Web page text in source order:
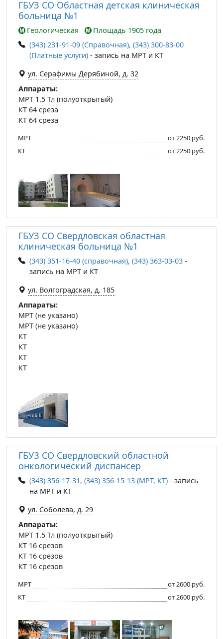
ГБУЗ СО Областная детская клиническая
больница №1
Геологическая
Площадь 1905 года
(343) 231-91-09 (Справочная), (343) 300-83-00
(Платные услуги) - запись на МРТ и КТ
ул. Серафимы Дерябиной, д. 32
Аппараты:
МРТ 1.5 Тл (полуоткрытый)
КТ 64 среза
КТ 64 среза
МРТ
от 2250 руб.
КТ
от 2250 руб.
ГБУЗ СО Свердловская областная
клиническая больница №1
(343) 351-16-40 (справочная), (343) 363-03-03 -
запись на МРТ и КТ
ул. Волгоградская, д. 185
Аппараты:
МРТ (не указано)
МРТ (не указано)
КТ
КТ
КТ
КТ
ГБУЗ СО Свердловский областной
онкологический диспансер
(343) 356-17-31, (343) 356-15-13 (МРТ, КТ) - запись
на МРТ и КТ
ул. Соболева, д. 29
Аппараты:
МРТ 1.5 Тл (полуоткрытый)
КТ 16 срезов
КТ 16 срезов
КТ 16 срезов
МРТ
от 2600 руб.
КТ
от 2600 руб.